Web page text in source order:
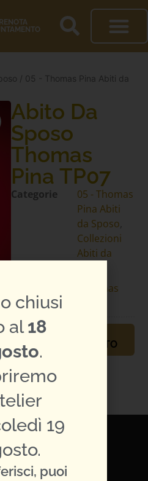
/ 05 - Thomas Pina Abiti da
Abito Da
Sposo
Thomas
Pina TP07
Categorie
05 - Thomas
Pina Abiti
da Sposo
Collezioni
Abiti da
abito:
Thomas
APPUNTAMENTO
CONDIVIDILO:
chiusi
al18
.
19
puoi